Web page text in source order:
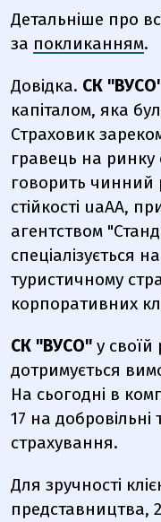
Детальніше про
за покликанням.
Довідка. СК
капіталом, яка
Страховик
гравець на
говорить чинний
стійкості uaAA,
агентством
спеціалізується
туристичному
корпоративних
СК "ВУСО" у своїй
дотримується
На сьогодні в
17 на добровільні
страхування.
Для зручності
представництва,